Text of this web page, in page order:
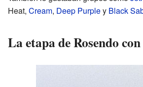
Heat, Cream, Deep Purpley Black
La etapa de Rosendo